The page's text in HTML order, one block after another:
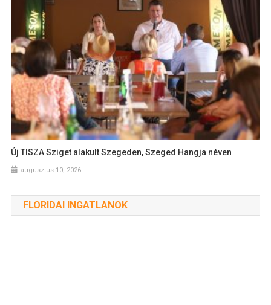
Új TISZA Sziget alakult Szegeden, Szeged Hangja néven
augusztus 10, 2026
FLORIDAI INGATLANOK